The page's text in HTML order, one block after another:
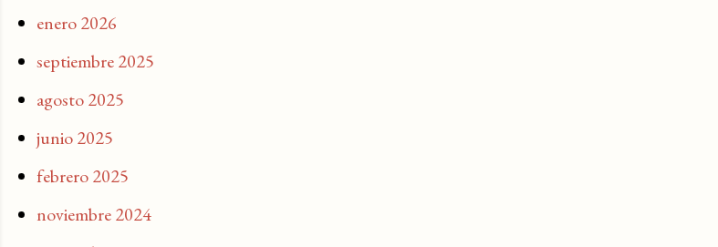
enero 2026
septiembre 2025
agosto 2025
junio 2025
febrero 2025
noviembre 2024